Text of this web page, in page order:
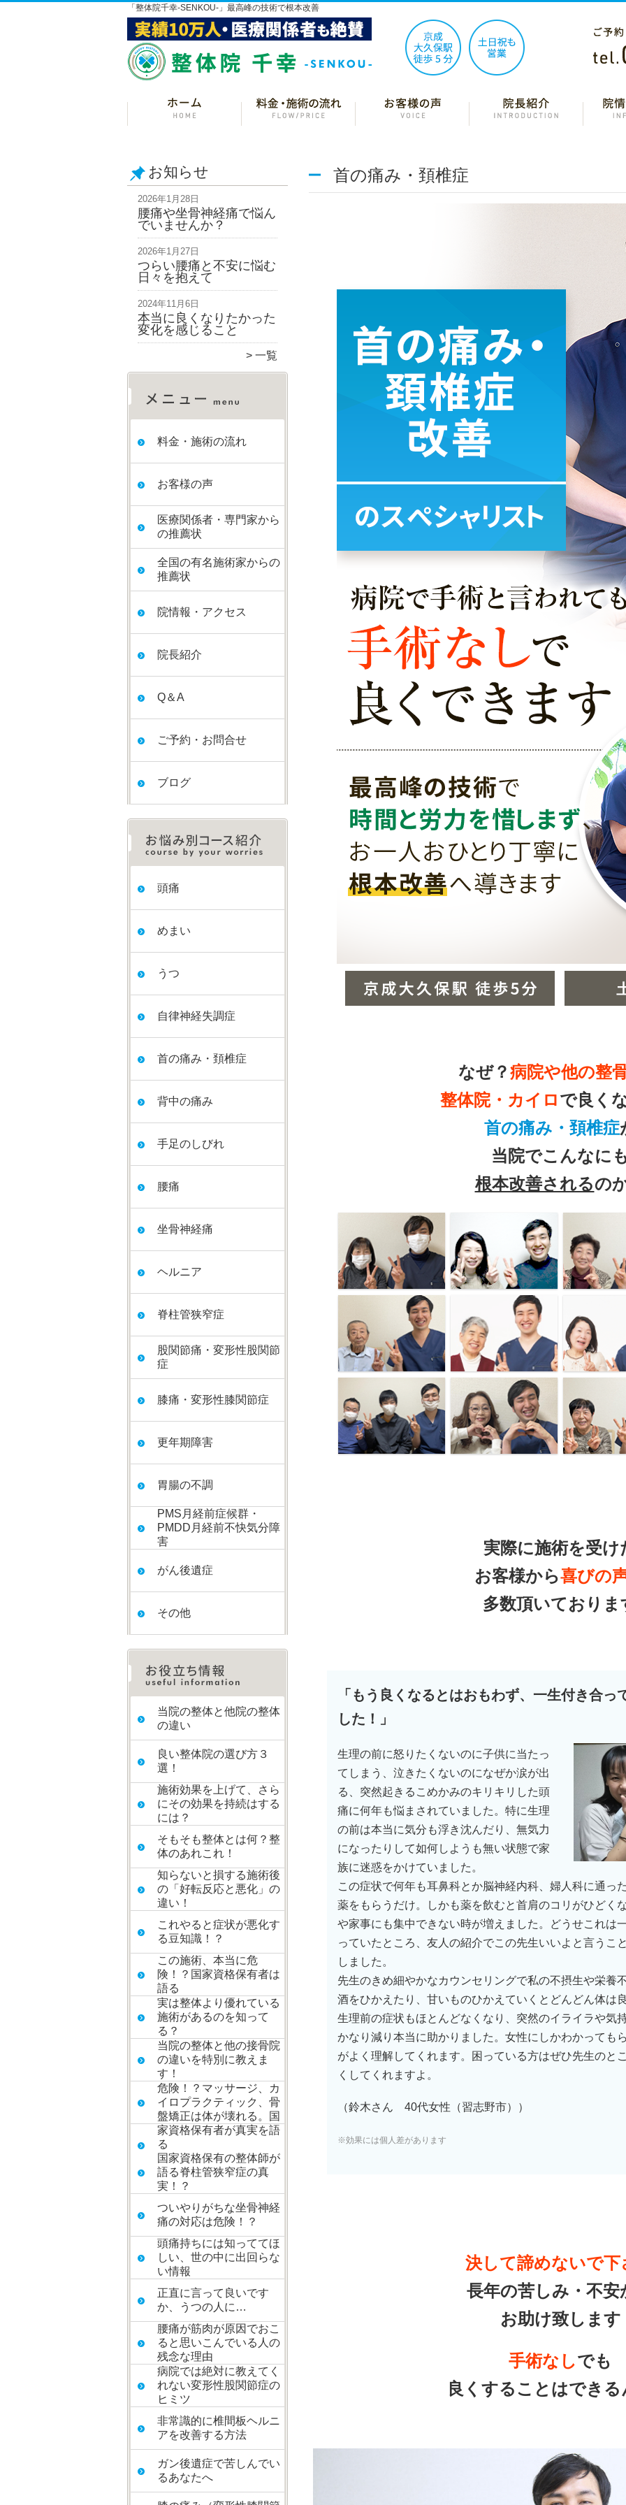
「整体院千幸-SENKOU-」最高峰の技術で根本改善
お知らせ
2026年1月28日
腰痛や坐骨神経痛で悩ん
でいませんか？
2026年1月27日
つらい腰痛と不安に悩む
日々を抱えて
2024年11月6日
本当に良くなりたかった
変化を感じること
一覧
料金・施術の流れ
お客様の声
医療関係者・専門家から
の推薦状
全国の有名施術家からの
推薦状
院情報・アクセス
院長紹介
Q＆A
ご予約・お問合せ
ブログ
頭痛
めまい
うつ
自律神経失調症
首の痛み・頚椎症
背中の痛み
手足のしびれ
腰痛
坐骨神経痛
ヘルニア
脊柱管狭窄症
股関節痛・変形性股関節
症
膝痛・変形性膝関節症
更年期障害
胃腸の不調
PMS月経前症候群・
PMDD月経前不快気分障
害
がん後遺症
その他
当院の整体と他院の整体
の違い
良い整体院の選び方３
選！
施術効果を上げて、さら
にその効果を持続はする
には？
そもそも整体とは何？整
体のあれこれ！
知らないと損する施術後
の「好転反応と悪化」の
違い！
これやると症状が悪化す
る豆知識！？
この施術、本当に危
険！？国家資格保有者は
語る
実は整体より優れている
施術があるのを知って
る？
当院の整体と他の接骨院
の違いを特別に教えま
す！
危険！？マッサージ、カ
イロプラクティック、骨
盤矯正は体が壊れる。国
家資格保有者が真実を語
る
国家資格保有の整体師が
語る脊柱管狭窄症の真
実！？
ついやりがちな坐骨神経
痛の対応は危険！？
頭痛持ちには知っててほ
しい、世の中に出回らな
い情報
正直に言って良いです
か、うつの人に…
腰痛が筋肉が原因でおこ
ると思いこんでいる人の
残念な理由
病院では絶対に教えてく
れない変形性股関節症の
ヒミツ
非常識的に椎間板ヘルニ
アを改善する方法
ガン後遺症で苦しんでい
るあなたへ
首の痛み・頚椎症
なぜ？病院や他の整
整体院・カイロで良く
首の痛み・頚椎症
当院でこんなに
根本改善されるの
実際に施術を受け
お客様から喜びの
多数頂いておりま
「もう良くなるとはおもわず、一生付き合っ
した！」
生理の前に怒りたくないのに子供に当たっ
てしまう、泣きたくないのになぜか涙が出
る、突然起きるこめかみのキリキリした頭
痛に何年も悩まされていました。特に生理
の前は本当に気分も浮き沈んだり、無気力
になったりして如何しようも無い状態で家
族に迷惑をかけていました。
この症状で何年も耳鼻科とか脳神経内科、婦人科に通っ
薬をもらうだけ。しかも薬を飲むと首肩のコリがひどく
や家事にも集中できない時が増えました。どうせこれは
っていたところ、友人の紹介でこの先生いいよと言うこ
しました。
先生のきめ細やかなカウンセリングで私の不摂生や栄養
酒をひかえたり、甘いものひかえていくとどんどん体は
生理前の症状もほとんどなくなり、突然のイライラや気
かなり減り本当に助かりました。女性にしかわかっても
がよく理解してくれます。困っている方はぜひ先生のと
くしてくれますよ。
（鈴木さん 40代女性（習志野市））
※効果には個人差があります
決して諦めないで下
長年の苦しみ・不安
お助け致します
手術なしでも
良くすることはでき